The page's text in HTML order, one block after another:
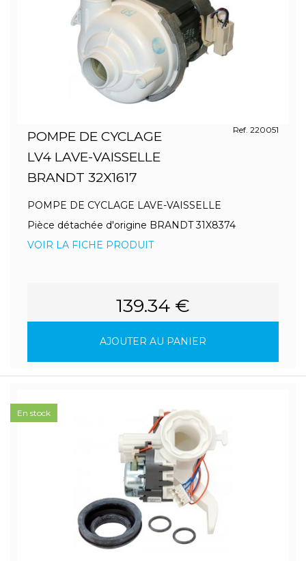
POMPE DE CYCLAGE
LV4 LAVE-VAISSELLE
BRANDT 32X1617
Ref. 220051
POMPE DE CYCLAGE LAVE-VAISSELLE
Pièce détachée d'origine BRANDT 31X8374
VOIR LA FICHE PRODUIT
139.34 €
AJOUTER AU PANIER
En stock